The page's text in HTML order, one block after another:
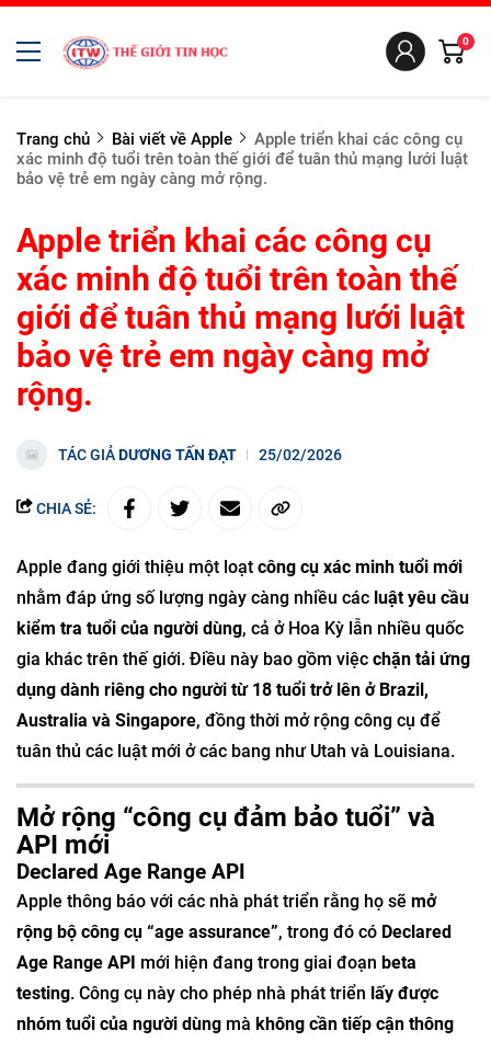
0
Trang chủ Bài viết về Apple
Apple triển khai các công cụ
xác minh độ tuổi trên toàn thế giới để tuân thủ mạng lưới luật
bảo vệ trẻ em ngày càng mở rộng.
Apple triển khai các công cụ
xác minh độ tuổi trên toàn thế
giới để tuân thủ mạng lưới luật
bảo vệ trẻ em ngày càng mở
rộng.
TÁC GIẢDƯƠNG TẤN ĐẠT 25/02/2026
CHIA SẺ:
Apple đang giới thiệu một loạt công cụ xác minh tuổi mới
nhằm đáp ứng số lượng ngày càng nhiều các luật yêu cầu
kiểm tra tuổi của người dùng, cả ở Hoa Kỳ lẫn nhiều quốc
gia khác trên thế giới. Điều này bao gồm việc chặn tải ứng
dụng dành riêng cho người từ 18 tuổi trở lên ở Brazil,
Australia và Singapore, đồng thời mở rộng công cụ để
tuân thủ các luật mới ở các bang như Utah và Louisiana.
Mở rộng “công cụ đảm bảo tuổi” và
API mới
Declared Age Range API
Apple thông báo với các nhà phát triển rằng họ sẽ mở
rộng bộ công cụ “age assurance”, trong đó có Declared
Age Range API mới hiện đang trong giai đoạn beta
testing. Công cụ này cho phép nhà phát triển lấy được
nhóm tuổi của người dùng mà không cần tiếp cận thông